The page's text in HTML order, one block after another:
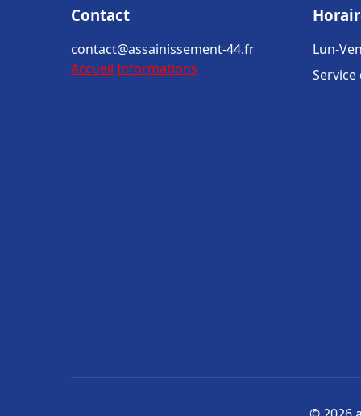
Contact
contact@assainissement-44.fr
Accueil Informations
Lun-